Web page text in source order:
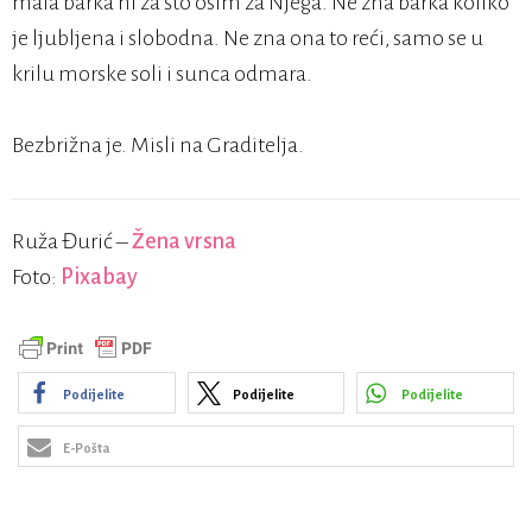
je ljubljena i slobodna. Ne zna ona to reći, samo se u
krilu morske soli i sunca odmara.
Bezbrižna je. Misli na Graditelja.
Ruža Đurić –Žena vrsna
Foto: Pixabay
Podijelite Podijelite Podijelite
E-Pošta